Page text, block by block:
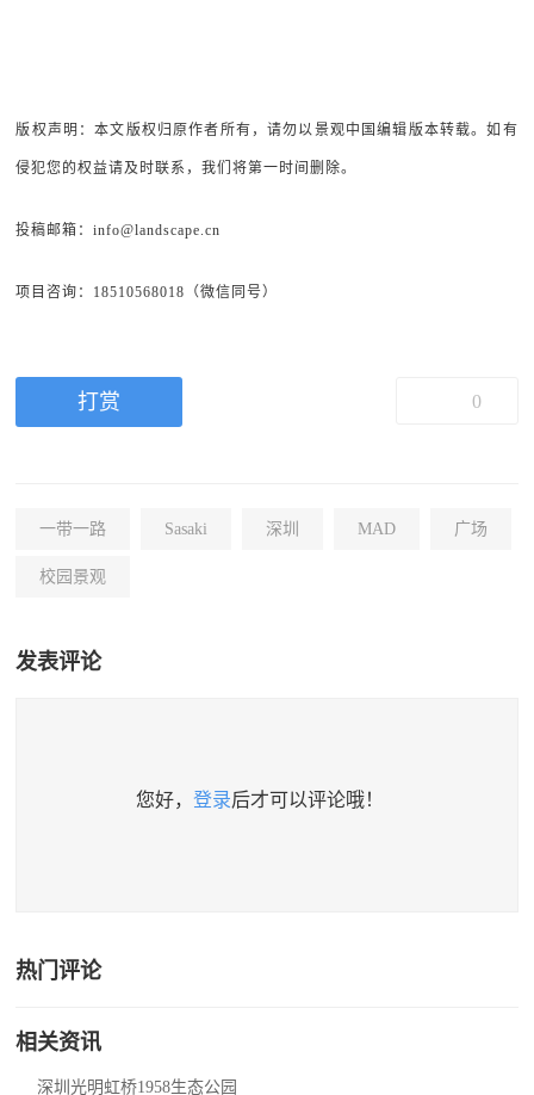
版权声明：本文版权归原作者所有，请勿以景观中国编辑版本转载。如有
侵犯您的权益请及时联系，我们将第一时间删除。
投稿邮箱：info@landscape.cn
项目咨询：18510568018（微信同号）
打赏 0
一带一路 Sasaki 深圳 MAD 广场
校园景观
发表评论
您好， 登录后才可以评论哦！
热门评论
相关资讯
深圳光明虹桥1958生态公园